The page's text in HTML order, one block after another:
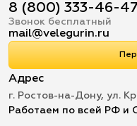
8 (800) 333-46-47
Звонок бесплатный
mail@velegurin.ru
Адрес
г. Ростов-на-Дону, ул.
Работаем по всей РФ и